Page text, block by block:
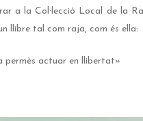
a la Col·lecció Local de la
llibre tal com raja, com és ella:
permès actuar en llibertat»